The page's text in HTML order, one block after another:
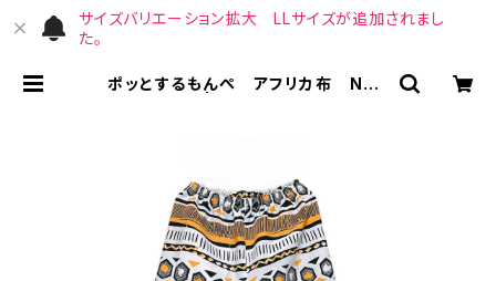
サイズバリエーション拡大 LLサイズが追加されまし
た。
ポッとするもんぺ アフリカ布 No.1